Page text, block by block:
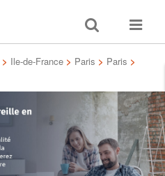
Toggle
search
Toggle
> Ile-de-France > Paris > Paris >